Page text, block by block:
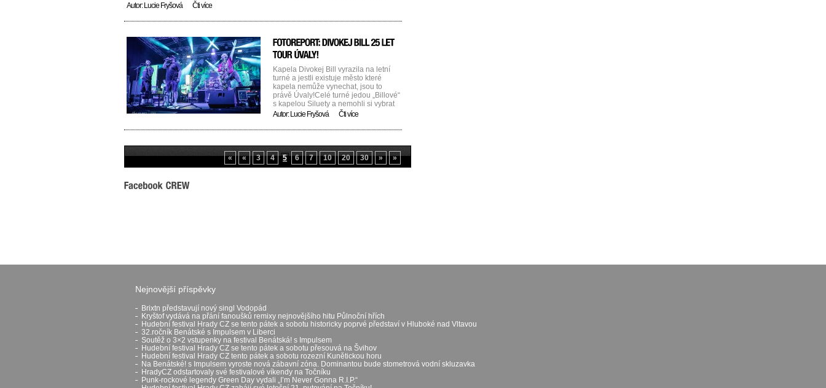
uskutečnil první ročník festivalu Punks
Hospoda, 008, VPV [...]...
Autor: Lucie Fryšová Čti více
Kapela Divokej Bill vyrazila na letní
turné a jestli existuje město které
kapela nemůže vynechat, jsou to
právě Úvaly!Celé turné jedou „Billové“
s kapelou Siluety a nemohli si vybrat
lépe! Tahle poměrně nedávno
perfektně rozehřála a celý koncert
Úvalech 25.9 bylo? Koukněte k [...]...
Autor: Lucie Fryšová Čti více
« « 3 4 5 6 7 10 20 30 » »
Nejnovější příspěvky
Brixtn představují nový singl Vodopád
Kryštof vydává na přání fanoušků remixy nejnovějšího hitu Půlnoční hřích
Hudební festival Hrady CZ se tento pátek a sobotu historicky poprvé představí v Hluboké nad Vltavou
32.ročník Benátské s Impulsem v Liberci
Soutěž o 3×2 vstupenky na festival Benátská! s Impulsem
Hudební festival Hrady CZ se tento pátek a sobotu přesouvá na Švihov
Hudební festival Hrady CZ tento pátek a sobotu rozezní Kunětickou horu
Na Benátské! s Impulsem vyroste nová zábavní zóna. Dominantou bude stometrová vodní skluzavka
HradyCZ odstartovaly své festivalové víkendy na Točníku
Punk-rockové legendy Green Day vydali „I’m Never Gonna R.I.P.“